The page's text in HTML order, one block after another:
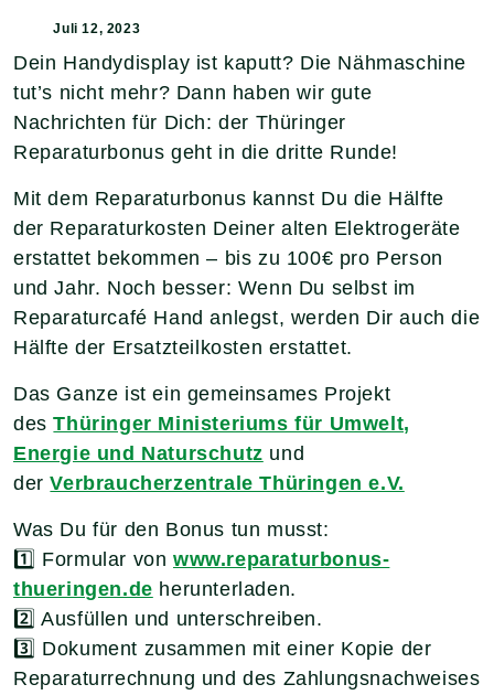
Juli 12, 2023
Dein Handydisplay ist kaputt? Die Nähmaschine
tut’s nicht mehr? Dann haben wir gute
Nachrichten für Dich: der Thüringer
Reparaturbonus geht in die dritte Runde!
Mit dem Reparaturbonus kannst Du die Hälfte
der Reparaturkosten Deiner alten Elektrogeräte
erstattet bekommen – bis zu 100€ pro Person
und Jahr. Noch besser: Wenn Du selbst im
Reparaturcafé Hand anlegst, werden Dir auch die
Hälfte der Ersatzteilkosten erstattet.
Das Ganze ist ein gemeinsames Projekt
desThüringer Ministeriums für Umwelt,
Energie und Naturschutz und
derVerbraucherzentrale Thüringen e.V.
Was Du für den Bonus tun musst:
1️⃣ Formular von www.reparaturbonus-
thueringen.de herunterladen.
2️⃣ Ausfüllen und unterschreiben.
3️⃣ Dokument zusammen mit einer Kopie der
Reparaturrechnung und des Zahlungsnachweises